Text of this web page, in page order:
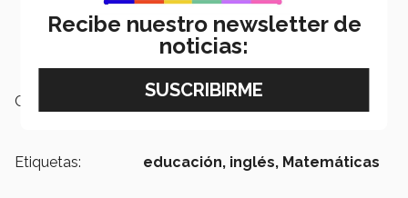
Campus: Ciudad de México
Etiquetas: educación, inglés, Matemáticas
Recibe nuestro newsletter de
noticias: